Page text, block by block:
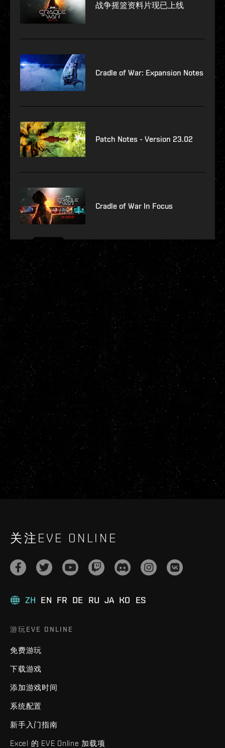
战争摇篮资料片现已上线
Cradle of War: Expansion Notes
Patch Notes - Version 23.02
Cradle of War In Focus
关注EVE ONLINE
ZH EN FR DE RU JA KO ES
游玩EVE ONLINE
免费游玩
下载游戏
添加游戏时间
系统配置
新手入门指南
Excel 的 EVE Online 加载项